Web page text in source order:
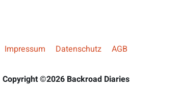
Impressum Datenschutz AGB
Copyright ©2026 Backroad Diaries